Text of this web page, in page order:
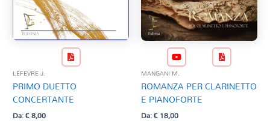
LEFEVRE J.
PRIMO DUETTO
CONCERTANTE
Da:€8,00
MANGANI M.
ROMANZA PER CLARINETTO
E PIANOFORTE
Da:€18,00